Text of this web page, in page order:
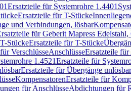
Ersatzteile für Systemrohre 1.4401
Ersatzteile für T-Stücke
und Verbindungen, lösbar
für Geberit Mapress Edelstahl,
T-StückeErsatzteile für T-Stücke
VerschlüsseAnschlüsseErsatzteile für
1.4521Ersatzteile für
Ersatzteile für Übergänge unlösbar
KompensatorenErsatzteile für
für AnschlüsseAbdichtungen für